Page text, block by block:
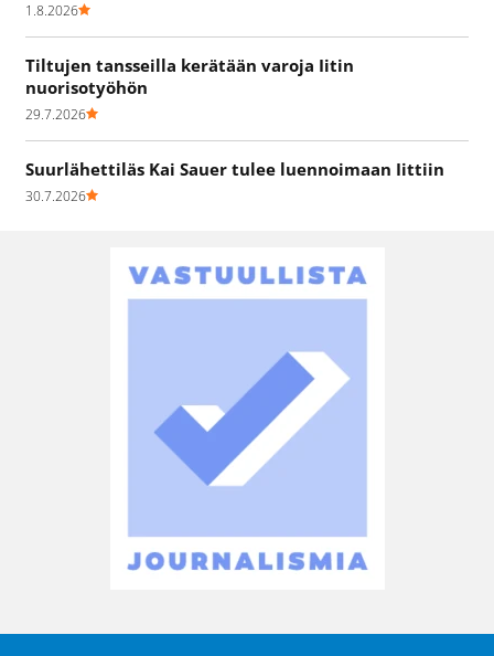
1.8.2026
Tiltujen tansseilla kerätään varoja Iitin
nuorisotyöhön
29.7.2026
Suurlähettiläs Kai Sauer tulee luennoimaan Iittiin
30.7.2026